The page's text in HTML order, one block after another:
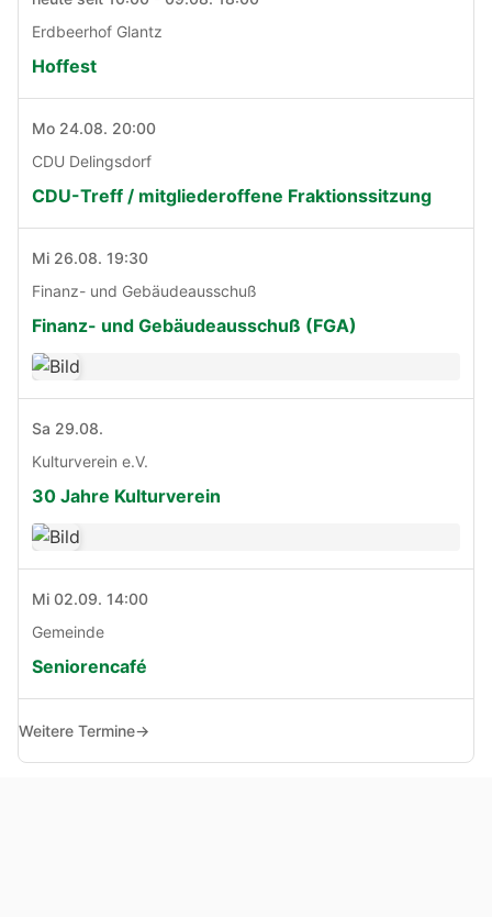
Erdbeerhof Glantz
Hoffest
Mo 24.08. 20:00
CDU Delingsdorf
CDU-Treff / mitgliederoffene Fraktionssitzung
Mi 26.08. 19:30
Finanz- und Gebäudeausschuß
Finanz- und Gebäudeausschuß (FGA)
Sa 29.08.
Kulturverein e.V.
30 Jahre Kulturverein
Mi 02.09. 14:00
Gemeinde
Seniorencafé
Weitere Termine→